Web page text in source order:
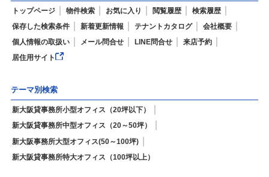
トップページ 物件検索 お気に入り 閲覧履歴
検索履歴
保存した検索条件
新着更新情報 テナントカタログ
会社概要
個人情報の取扱い
メール問合せ LINE問合せ
来店予約
居住用サイト
テーマ別検索
新大阪貸事務所小型オフィス（20坪以下）
新大阪貸事務所中型オフィス（20～50坪）
新大阪事務所大型オフィス(50～100坪)
新大阪貸事務所特大オフィス（100坪以上）